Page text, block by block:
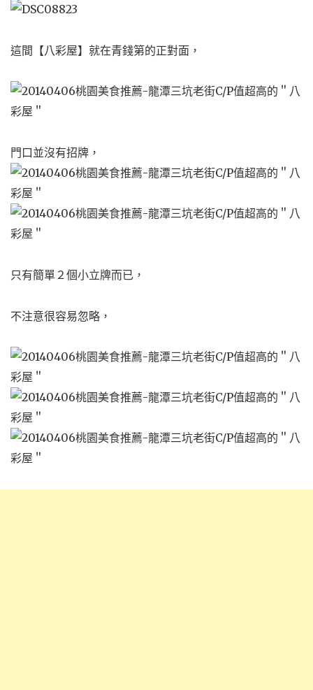
這間【八彩屋】就在青錢第的正對面，
門口並沒有招牌，
只有簡單２個小立牌而已，
不注意很容易忽略，